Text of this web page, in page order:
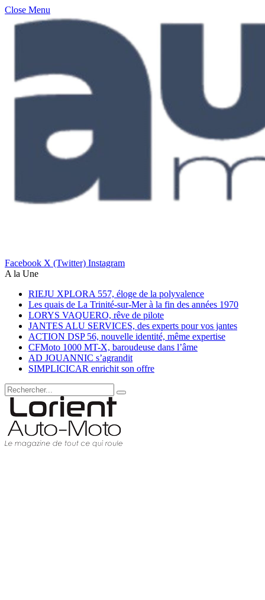
Close Menu
Facebook X (Twitter) Instagram
A la Une
RIEJU XPLORA 557, éloge de la polyvalence
Les quais de La Trinité-sur-Mer à la fin des années 1970
LORYS VAQUERO, rêve de pilote
JANTES ALU SERVICES, des experts pour vos jantes
ACTION DSP 56, nouvelle identité, même expertise
CFMoto 1000 MT-X, baroudeuse dans l’âme
AD JOUANNIC s’agrandit
SIMPLICICAR enrichit son offre